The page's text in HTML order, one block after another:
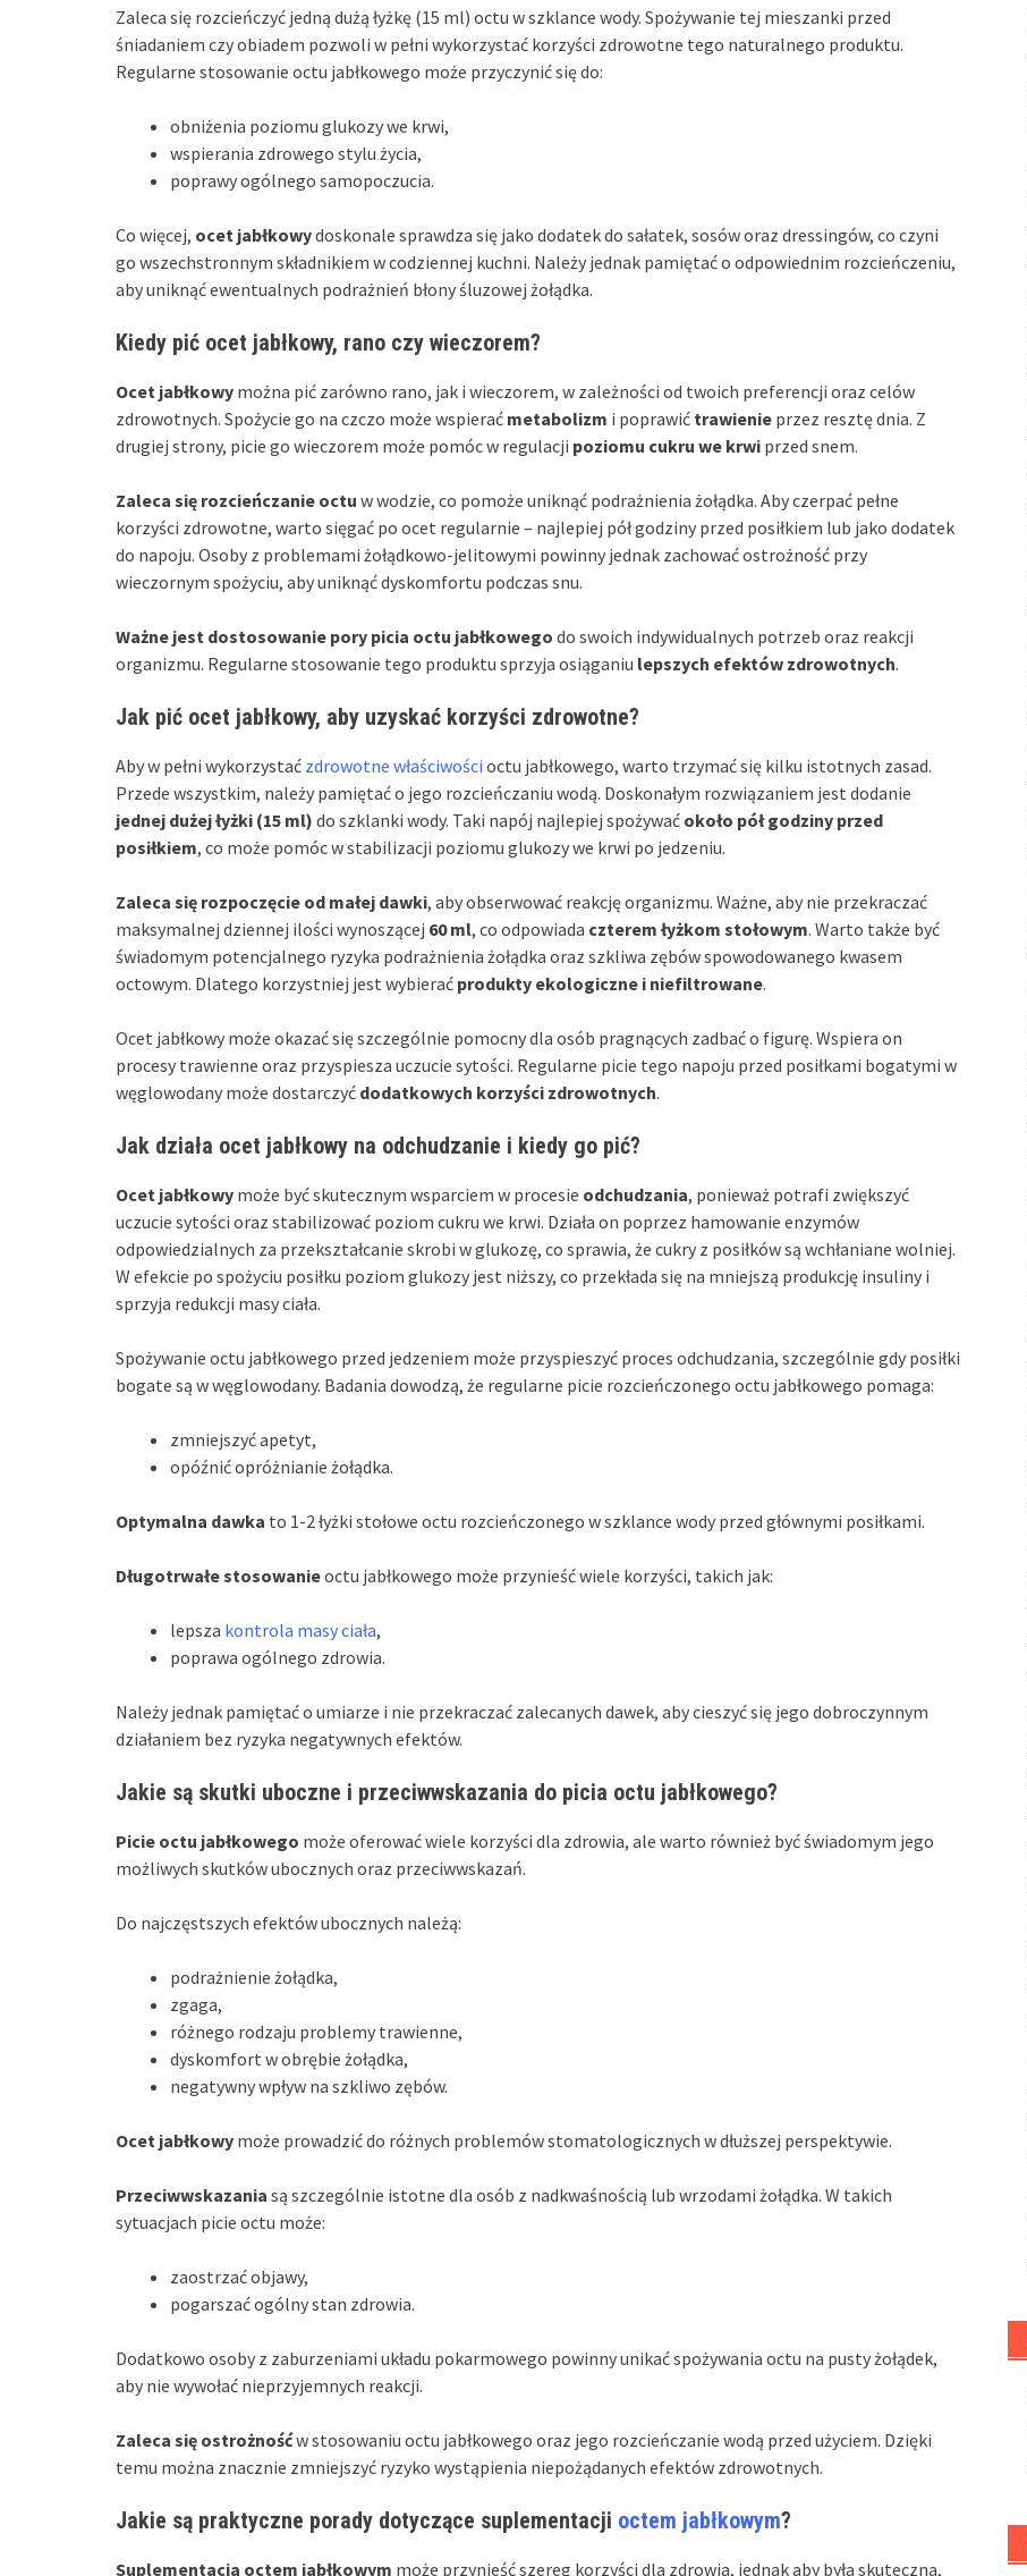
Zaleca się rozcieńczyć jedną dużą łyżkę (15 ml) octu w szklance wody. Spożywanie tej mieszanki przed
śniadaniem czy obiadem pozwoli w pełni wykorzystać korzyści zdrowotne tego naturalnego produktu.
Regularne stosowanie octu jabłkowego może przyczynić się do:
obniżenia poziomu glukozy we krwi,
wspierania zdrowego stylu życia,
poprawy ogólnego samopoczucia.
Co więcej, ocet jabłkowydoskonale sprawdza się jako dodatek do sałatek, sosów oraz dressingów, co czyni
go wszechstronnym składnikiem w codziennej kuchni. Należy jednak pamiętać o odpowiednim rozcieńczeniu,
aby uniknąć ewentualnych podrażnień błony śluzowej żołądka.
Kiedy pić ocet jabłkowy, rano czy wieczorem?
Ocet jabłkowy można pić zarówno rano, jak i wieczorem, w zależności od twoich preferencji oraz celów
zdrowotnych. Spożycie go na czczo może wspierać metabolizm i poprawić trawienie przez resztę dnia. Z
drugiej strony, picie go wieczorem może pomóc w regulacji poziomu cukru we krwi przed snem.
Zaleca się rozcieńczanie octu w wodzie, co pomoże uniknąć podrażnienia żołądka. Aby czerpać pełne
korzyści zdrowotne, warto sięgać po ocet regularnie – najlepiej pół godziny przed posiłkiem lub jako dodatek
do napoju. Osoby z problemami żołądkowo-jelitowymi powinny jednak zachować ostrożność przy
wieczornym spożyciu, aby uniknąć dyskomfortu podczas snu.
Ważne jest dostosowanie pory picia octu jabłkowego do swoich indywidualnych potrzeb oraz reakcji
organizmu. Regularne stosowanie tego produktu sprzyja osiąganiu lepszych efektów zdrowotnych.
Jak pić ocet jabłkowy, aby uzyskać korzyści zdrowotne?
Aby w pełni wykorzystać zdrowotne właściwości octu jabłkowego, warto trzymać się kilku istotnych zasad.
Przede wszystkim, należy pamiętać o jego rozcieńczaniu wodą. Doskonałym rozwiązaniem jest dodanie
jednej dużej łyżki (15 ml) do szklanki wody. Taki napój najlepiej spożywać około pół godziny przed
posiłkiem, co może pomóc w stabilizacji poziomu glukozy we krwi po jedzeniu.
Zaleca się rozpoczęcie od małej dawki, aby obserwować reakcję organizmu. Ważne, aby nie przekraczać
maksymalnej dziennej ilości wynoszącej 60 ml, co odpowiada czterem łyżkom stołowym. Warto także być
świadomym potencjalnego ryzyka podrażnienia żołądka oraz szkliwa zębów spowodowanego kwasem
octowym. Dlatego korzystniej jest wybierać produkty ekologiczne i niefiltrowane.
Ocet jabłkowy może okazać się szczególnie pomocny dla osób pragnących zadbać o figurę. Wspiera on
procesy trawienne oraz przyspiesza uczucie sytości. Regularne picie tego napoju przed posiłkami bogatymi w
węglowodany może dostarczyć dodatkowych korzyści zdrowotnych.
Jak działa ocet jabłkowy na odchudzanie i kiedy go pić?
Ocet jabłkowy może być skutecznym wsparciem w procesie odchudzania, ponieważ potrafi zwiększyć
uczucie sytości oraz stabilizować poziom cukru we krwi. Działa on poprzez hamowanie enzymów
odpowiedzialnych za przekształcanie skrobi w glukozę, co sprawia, że cukry z posiłków są wchłaniane wolniej.
W efekcie po spożyciu posiłku poziom glukozy jest niższy, co przekłada się na mniejszą produkcję insuliny i
sprzyja redukcji masy ciała.
Spożywanie octu jabłkowego przed jedzeniem może przyspieszyć proces odchudzania, szczególnie gdy posiłki
bogate są w węglowodany. Badania dowodzą, że regularne picie rozcieńczonego octu jabłkowego pomaga:
zmniejszyć apetyt,
opóźnić opróżnianie żołądka.
Optymalna dawka to 1-2 łyżki stołowe octu rozcieńczonego w szklance wody przed głównymi posiłkami.
Długotrwałe stosowanieoctu jabłkowego może przynieść wiele korzyści, takich jak:
lepsza kontrola masy ciała,
poprawa ogólnego zdrowia.
Należy jednak pamiętać o umiarze i nie przekraczać zalecanych dawek, aby cieszyć się jego dobroczynnym
działaniem bez ryzyka negatywnych efektów.
Jakie są skutki uboczne i przeciwwskazania do picia octu jabłkowego?
Picie octu jabłkowego może oferować wiele korzyści dla zdrowia, ale warto również być świadomym jego
możliwych skutków ubocznych oraz przeciwwskazań.
Do najczęstszych efektów ubocznych należą:
podrażnienie żołądka,
zgaga,
różnego rodzaju problemy trawienne,
dyskomfort w obrębie żołądka,
negatywny wpływ na szkliwo zębów.
Ocet jabłkowy może prowadzić do różnych problemów stomatologicznych w dłuższej perspektywie.
Przeciwwskazania są szczególnie istotne dla osób z nadkwaśnością lub wrzodami żołądka. W takich
sytuacjach picie octu może:
zaostrzać objawy,
pogarszać ogólny stan zdrowia.
Dodatkowo osoby z zaburzeniami układu pokarmowego powinny unikać spożywania octu na pusty żołądek,
aby nie wywołać nieprzyjemnych reakcji.
Zaleca się ostrożnośćw stosowaniu octu jabłkowego oraz jego rozcieńczanie wodą przed użyciem. Dzięki
temu można znacznie zmniejszyć ryzyko wystąpienia niepożądanych efektów zdrowotnych.
Jakie są praktyczne porady dotyczące suplementacji octem jabłkowym?
Suplementacja octem jabłkowym może przynieść szereg korzyści dla zdrowia, jednak aby była skuteczna,